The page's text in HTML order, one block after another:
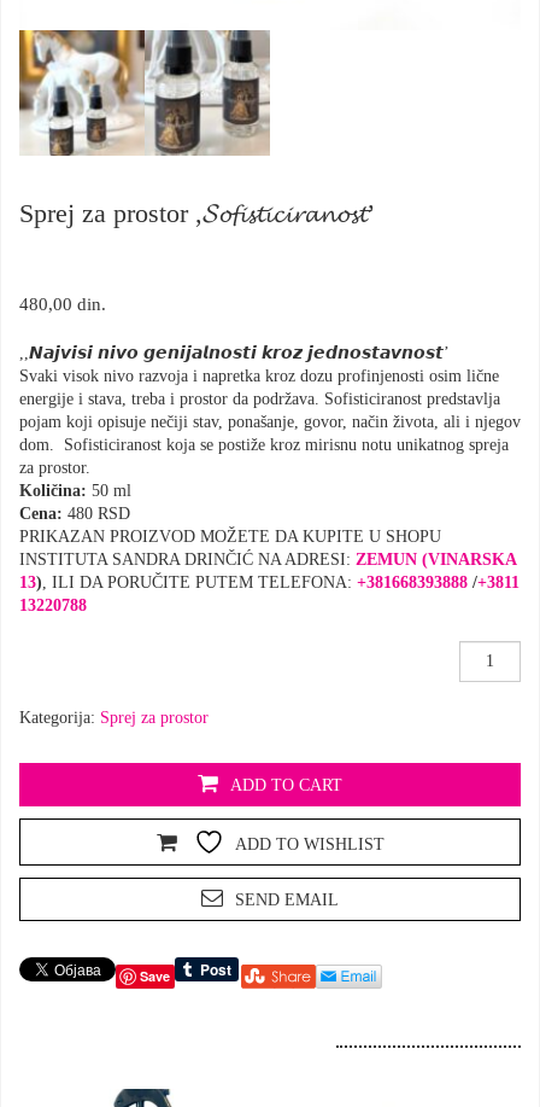
Sprej za prostor ,𝓢𝓸𝓯𝓲𝓼𝓽𝓲𝓬𝓲𝓻𝓪𝓷𝓸𝓼𝓽’
480,00 din.
,,𝙉𝙖𝙟𝙫𝙞𝙨𝙞 𝙣𝙞𝙫𝙤 𝙜𝙚𝙣𝙞𝙟𝙖𝙡𝙣𝙤𝙨𝙩𝙞 𝙠𝙧𝙤𝙯 𝙟𝙚𝙙𝙣𝙤𝙨𝙩𝙖𝙫𝙣𝙤𝙨𝙩’
Svaki visok nivo razvoja i napretka kroz dozu profinjenosti osim lične
energije i stava, treba i prostor da podržava. Sofisticiranost predstavlja
pojam koji opisuje nečiji stav, ponašanje, govor, način života, ali i njegov
dom. Sofisticiranost koja se postiže kroz mirisnu notu unikatnog spreja
za prostor.
Količina: 50 ml
Cena: 480 RSD
PRIKAZAN PROIZVOD MOŽETE DA KUPITE U SHOPU
INSTITUTA SANDRA DRINČIĆ NA ADRESI: ZEMUN (VINARSKA
13) , ILI DA PORUČITE PUTEM TELEFONA: +381668393888 /+3811
13220788
Sprej
Kategorija: Sprej za prostor
ADD TO CART
ADD TO WISHLIST
SEND EMAIL
Save